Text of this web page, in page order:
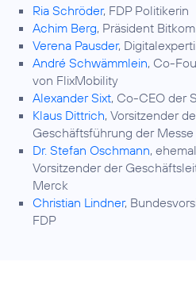
Ria Schröder, FDP Politikerin
Achim Berg, Präsident Bitkom
Verena Pausder,
André Schwämmlein, Co-
von FlixMobility
Alexander Sixt, Co-CEO der
Klaus Dittrich, Vorsitzender
Geschäftsführung der
Dr. Stefan Oschmann,
Vorsitzender der
Merck
Christian Lindner,
FDP